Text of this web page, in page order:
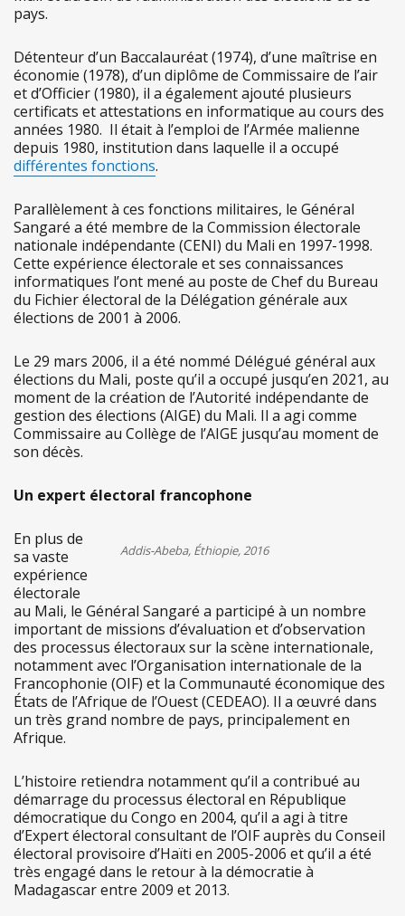
pays.
Détenteur d’un Baccalauréat (1974), d’une maîtrise en
économie (1978), d’un diplôme de Commissaire de l’air
et d’Officier (1980), il a également ajouté plusieurs
certificats et attestations en informatique au cours des
années 1980. Il était à l’emploi de l’Armée malienne
depuis 1980, institution dans laquelle il a occupé
différentes fonctions.
Parallèlement à ces fonctions militaires, le Général
Sangaré a été membre de la Commission électorale
nationale indépendante (CENI) du Mali en 1997-1998.
Cette expérience électorale et ses connaissances
informatiques l’ont mené au poste de Chef du Bureau
du Fichier électoral de la Délégation générale aux
élections de 2001 à 2006.
Le 29 mars 2006, il a été nommé Délégué général aux
élections du Mali, poste qu’il a occupé jusqu’en 2021, au
moment de la création de l’Autorité indépendante de
gestion des élections (AIGE) du Mali. Il a agi comme
Commissaire au Collège de l’AIGE jusqu’au moment de
son décès.
Un expert électoral francophone
Addis-Abeba, Éthiopie, 2016
En plus de
sa vaste
expérience
électorale
au Mali, le Général Sangaré a participé à un nombre
important de missions d’évaluation et d’observation
des processus électoraux sur la scène internationale,
notamment avec l’Organisation internationale de la
Francophonie (OIF) et la Communauté économique des
États de l’Afrique de l’Ouest (CEDEAO). Il a œuvré dans
un très grand nombre de pays, principalement en
Afrique.
L’histoire retiendra notamment qu’il a contribué au
démarrage du processus électoral en République
démocratique du Congo en 2004, qu’il a agi à titre
d’Expert électoral consultant de l’OIF auprès du Conseil
électoral provisoire d’Haïti en 2005-2006 et qu’il a été
très engagé dans le retour à la démocratie à
Madagascar entre 2009 et 2013.